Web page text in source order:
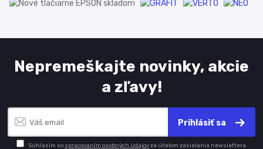
Nepremeškajte novinky, akcie
a zľavy!
Prihlásiť sa
Súhlasím so spracovaním osobných údajovza účelom zasielania newslettera.